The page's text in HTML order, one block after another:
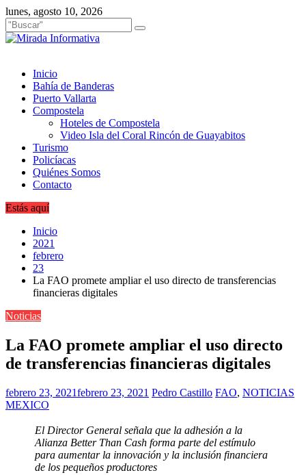
Saltar
al
contenido
lunes, agosto 10, 2026
Inicio
Bahía de Banderas
Puerto Vallarta
Compostela
Hoteles de Compostela
Video Isla del Coral Rincón de Guayabitos
Turismo
Policíacas
Quiénes Somos
Contacto
Estás aquí
Inicio
2021
febrero
23
La FAO promete ampliar el uso directo de transferencias
financieras digitales
Noticias
La FAO promete ampliar el uso directo
de transferencias financieras digitales
febrero 23, 2021febrero 23, 2021 Pedro Castillo FAO, NOTICIAS
MEXICO
El Director General señala que la adhesión a la
Alianza Better Than Cash forma parte del estímulo
para aumentar la innovación y la inclusión financiera
de los pequeños productores